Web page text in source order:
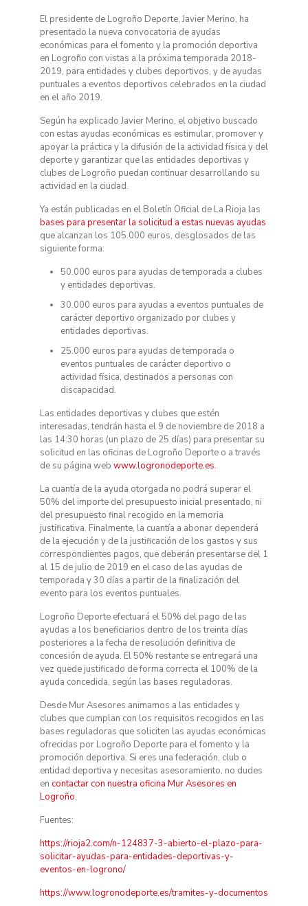
El presidente de Logroño Deporte, Javier Merino, ha
presentado la nueva convocatoria de ayudas
económicas para el fomento y la promoción deportiva
en Logroño con vistas a la próxima temporada 2018-
2019, para entidades y clubes deportivos, y de ayudas
puntuales a eventos deportivos celebrados en la ciudad
en el año 2019.
Según ha explicado Javier Merino, el objetivo buscado
con estas ayudas económicas es estimular, promover y
apoyar la práctica y la difusión de la actividad física y del
deporte y garantizar que las entidades deportivas y
clubes de Logroño puedan continuar desarrollando su
actividad en la ciudad.
Ya están publicadas en el Boletín Oficial de La Rioja las
bases para presentar la solicitud a estas nuevas ayudas
que alcanzan los 105.000 euros, desglosados de las
siguiente forma:
50.000 euros para ayudas de temporada a clubes
y entidades deportivas.
30.000 euros para ayudas a eventos puntuales de
carácter deportivo organizado por clubes y
entidades deportivas.
25.000 euros para ayudas de temporada o
eventos puntuales de carácter deportivo o
actividad física, destinados a personas con
discapacidad.
Las entidades deportivas y clubes que estén
interesadas, tendrán hasta el 9 de noviembre de 2018 a
las 14:30 horas (un plazo de 25 días) para presentar su
solicitud en las oficinas de Logroño Deporte o a través
de su página web www.logronodeporte.es.
La cuantía de la ayuda otorgada no podrá superar el
50% del importe del presupuesto inicial presentado, ni
del presupuesto final recogido en la memoria
justificativa. Finalmente, la cuantía a abonar dependerá
de la ejecución y de la justificación de los gastos y sus
correspondientes pagos, que deberán presentarse del 1
al 15 de julio de 2019 en el caso de las ayudas de
temporada y 30 días a partir de la finalización del
evento para los eventos puntuales.
Logroño Deporte efectuará el 50% del pago de las
ayudas a los beneficiarios dentro de los treinta días
posteriores a la fecha de resolución definitiva de
concesión de ayuda. El 50% restante se entregará una
vez quede justificado de forma correcta el 100% de la
ayuda concedida, según las bases reguladoras.
Desde Mur Asesores animamos a las entidades y
clubes que cumplan con los requisitos recogidos en las
bases reguladoras que soliciten las ayudas económicas
ofrecidas por Logroño Deporte para el fomento y la
promoción deportiva. Si eres una federación, club o
entidad deportiva y necesitas asesoramiento, no dudes
en contactar con nuestra oficina Mur Asesores en
Logroño.
Fuentes:
https://rioja2.com/n-124837-3-abierto-el-plazo-para-
solicitar-ayudas-para-entidades-deportivas-y-
eventos-en-logrono/
https://www.logronodeporte.es/tramites-y-documentos